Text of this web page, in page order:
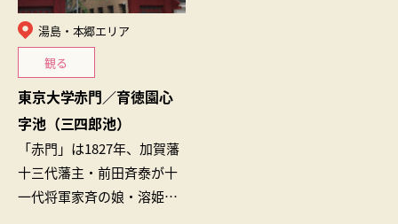
湯島・本郷エリア
観る
東京大学赤門／育徳園心
字池（三四郎池）
「赤門」は1827年、加賀藩
十三代藩主・前田斉泰が十
一代将軍家斉の娘・溶姫を